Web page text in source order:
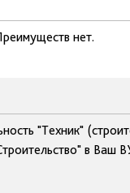
нет.
"Техник"
в Ваш